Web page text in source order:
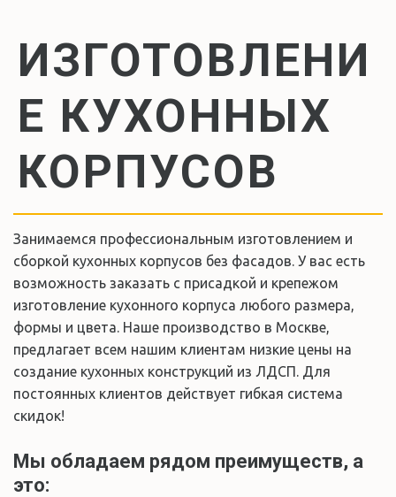
ИЗГОТОВЛЕНИ
Е КУХОННЫХ
КОРПУСОВ
Занимаемся профессиональным изготовлением и
сборкой кухонных корпусов без фасадов. У вас есть
возможность заказать с присадкой и крепежом
изготовление кухонного корпуса любого размера,
формы и цвета. Наше производство в Москве,
предлагает всем нашим клиентам низкие цены на
создание кухонных конструкций из ЛДСП. Для
постоянных клиентов действует гибкая система
скидок!
Мы обладаем рядом преимуществ, а
это: